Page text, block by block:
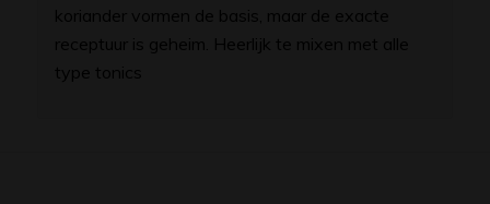
koriander vormen de basis, maar de exacte
receptuur is geheim. Heerlijk te mixen met alle
type tonics